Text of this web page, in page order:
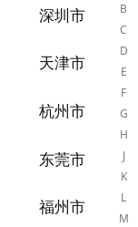
B
C
D
E
F
G
H
J
K
L
M
深圳市
天津市
杭州市
东莞市
福州市